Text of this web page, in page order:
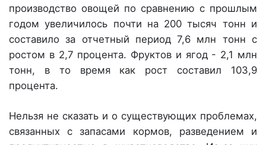
производство овощей по сравнению с прошлым
годом увеличилось почти на 200 тысяч тонн и
составило за отчетный период 7,6 млн тонн с
ростом в 2,7 процента. Фруктов и ягод - 2,1 млн
тонн, в то время как рост составил 103,9
процента.
Нельзя не сказать и о существующих проблемах,
связанных с запасами кормов, разведением и